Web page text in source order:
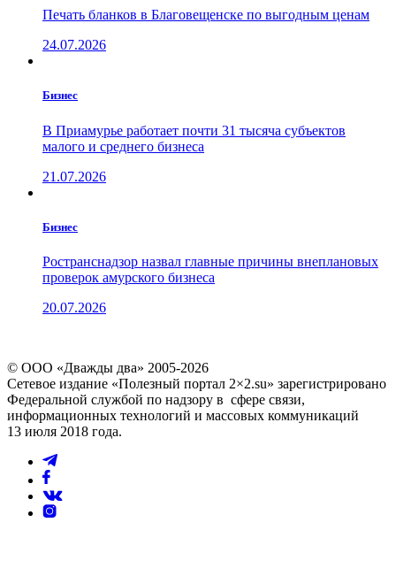
Печать бланков в Благовещенске по выгодным ценам
24.07.2026
Бизнес
В Приамурье работает почти 31 тысяча субъектов
малого и среднего бизнеса
21.07.2026
Бизнес
Ространснадзор назвал главные причины внеплановых
проверок амурского бизнеса
20.07.2026
© ООО «Дважды два» 2005-2026
Сетевое издание «Полезный портал 2×2.su» зарегистрировано
Федеральной службой по надзору в сфере связи,
информационных технологий и массовых коммуникаций
13 июля 2018 года.